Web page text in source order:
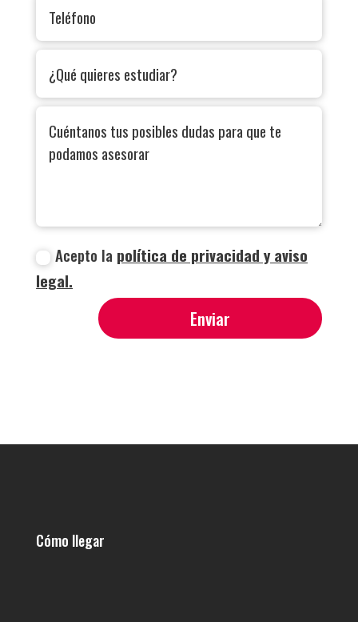
Acepto la política de privacidad y aviso
legal.
Enviar
Cómo llegar